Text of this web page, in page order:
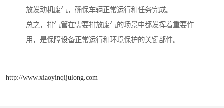
放发动机废气，确保车辆正常运行和任务完成。
总之，排气管在需要排放废气的场景中都发挥着重要作
用，是保障设备正常运行和环境保护的关键部件。
http://www.xiaoyinqijulong.com